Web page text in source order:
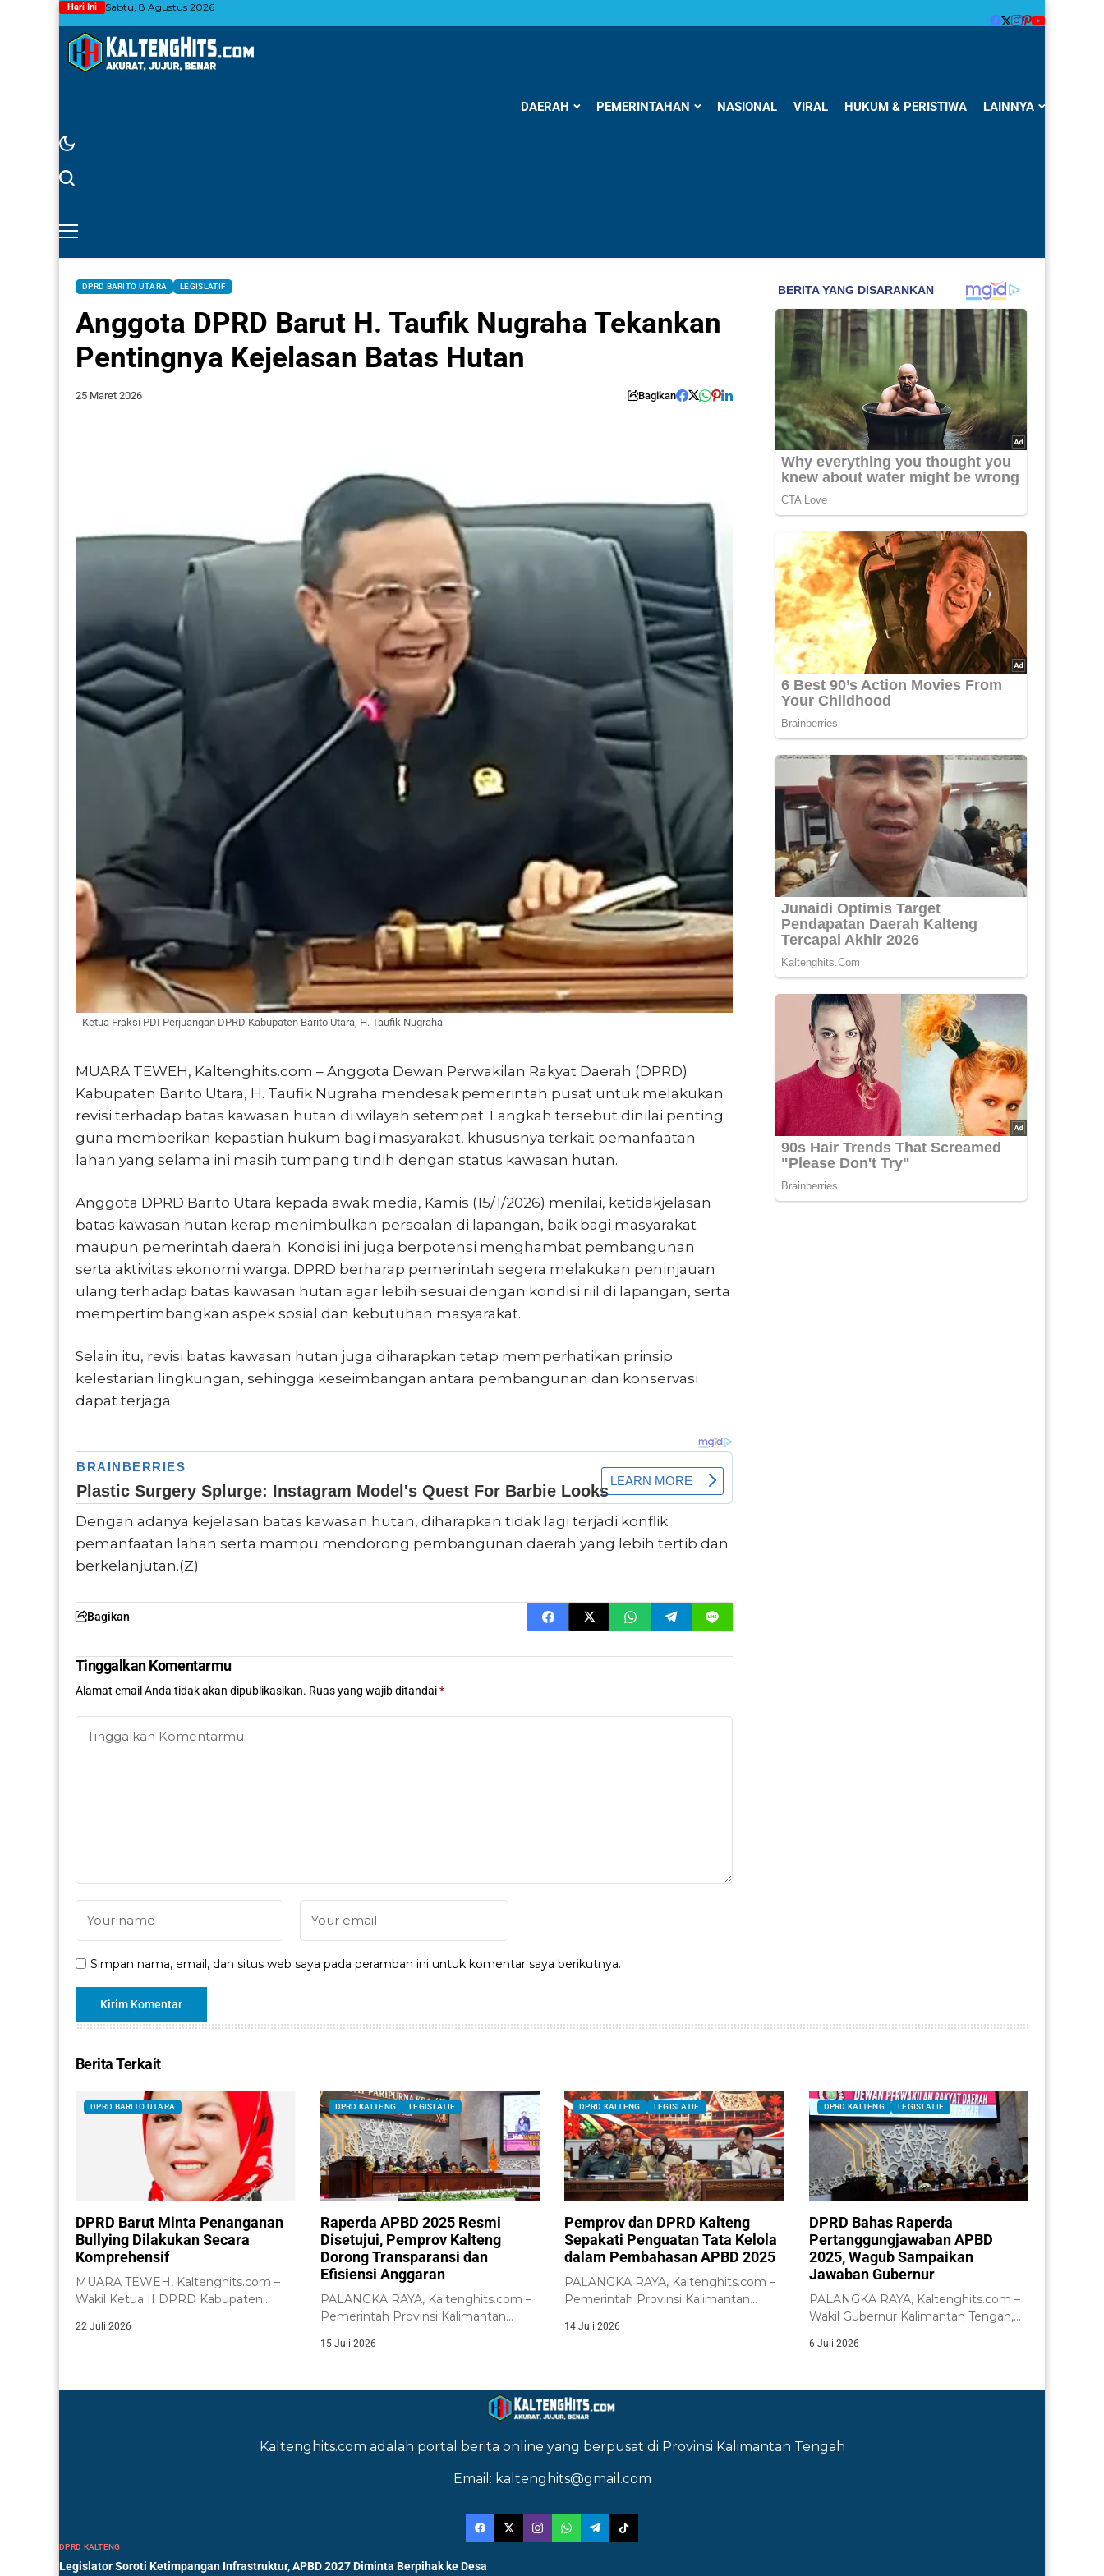
Hari Ini Sabtu, 8 Agustus 2026
DAERAH PEMERINTAHAN NASIONAL VIRAL HUKUM & PERISTIWA LAINNYA
DPRD BARITO UTARA LEGISLATIF
Anggota DPRD Barut H. Taufik Nugraha Tekankan
Pentingnya Kejelasan Batas Hutan
25 Maret 2026 Bagikan
Ketua Fraksi PDI Perjuangan DPRD Kabupaten Barito Utara, H. Taufik Nugraha
MUARA TEWEH, Kaltenghits.com – Anggota Dewan Perwakilan Rakyat Daerah (DPRD)
Kabupaten Barito Utara, H. Taufik Nugraha mendesak pemerintah pusat untuk melakukan
revisi terhadap batas kawasan hutan di wilayah setempat. Langkah tersebut dinilai penting
guna memberikan kepastian hukum bagi masyarakat, khususnya terkait pemanfaatan
lahan yang selama ini masih tumpang tindih dengan status kawasan hutan.
Anggota DPRD Barito Utara kepada awak media, Kamis (15/1/2026) menilai, ketidakjelasan
batas kawasan hutan kerap menimbulkan persoalan di lapangan, baik bagi masyarakat
maupun pemerintah daerah. Kondisi ini juga berpotensi menghambat pembangunan
serta aktivitas ekonomi warga. DPRD berharap pemerintah segera melakukan peninjauan
ulang terhadap batas kawasan hutan agar lebih sesuai dengan kondisi riil di lapangan, serta
mempertimbangkan aspek sosial dan kebutuhan masyarakat.
Selain itu, revisi batas kawasan hutan juga diharapkan tetap memperhatikan prinsip
kelestarian lingkungan, sehingga keseimbangan antara pembangunan dan konservasi
dapat terjaga.
Dengan adanya kejelasan batas kawasan hutan, diharapkan tidak lagi terjadi konflik
pemanfaatan lahan serta mampu mendorong pembangunan daerah yang lebih tertib dan
berkelanjutan.(Z)
Bagikan
Tinggalkan Komentarmu
Alamat email Anda tidak akan dipublikasikan. Ruas yang wajib ditandai*
Simpan nama, email, dan situs web saya pada peramban ini untuk komentar saya berikutnya.
Berita Terkait
DPRD BARITO UTARA
DPRD Barut Minta Penanganan
Bullying Dilakukan Secara
Komprehensif
MUARA TEWEH, Kaltenghits.com –
Wakil Ketua II DPRD Kabupaten
22 Juli 2026
DPRD KALTENG LEGISLATIF
Raperda APBD 2025 Resmi
Disetujui, Pemprov Kalteng
Dorong Transparansi dan
Efisiensi Anggaran
PALANGKA RAYA, Kaltenghits.com –
Pemerintah Provinsi Kalimantan
Kalimantan...
15 Juli 2026
DPRD KALTENG LEGISLATIF
Pemprov dan DPRD Kalteng
Sepakati Penguatan Tata Kelola
dalam Pembahasan APBD 2025
PALANGKA RAYA, Kaltenghits.com –
Pemerintah Provinsi Kalimantan
Kalimantan...
14 Juli 2026
DPRD KALTENG LEGISLATIF
DPRD Bahas Raperda
Pertanggungjawaban APBD
2025, Wagub Sampaikan
Jawaban Gubernur
PALANGKA RAYA, Kaltenghits.com –
Wakil Gubernur Kalimantan Tengah,
6 Juli 2026
Kaltenghits.com adalah portal berita online yang berpusat di Provinsi Kalimantan Tengah
Email: kaltenghits@gmail.com
DPRD KALTENG
Legislator Soroti Ketimpangan Infrastruktur, APBD 2027 Diminta Berpihak ke Desa